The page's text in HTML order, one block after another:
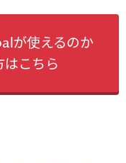
が使えるのか
こちら